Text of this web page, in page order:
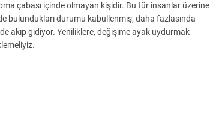
çabası içinde olmayan kişidir. Bu tür insanlar üzerine
bulundukları durumu kabullenmiş, daha fazlasında
akıp gidiyor. Yeniliklere, değişime ayak uydurmak